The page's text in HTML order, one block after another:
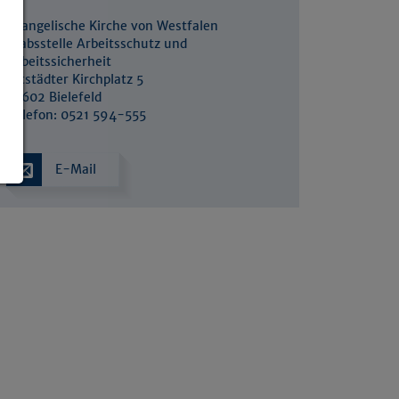
Evangelische Kirche von Westfalen
Stabsstelle Arbeitsschutz und
Arbeitssicherheit
Altstädter Kirchplatz 5
33602 Bielefeld
Telefon: 0521 594-555
E-Mail